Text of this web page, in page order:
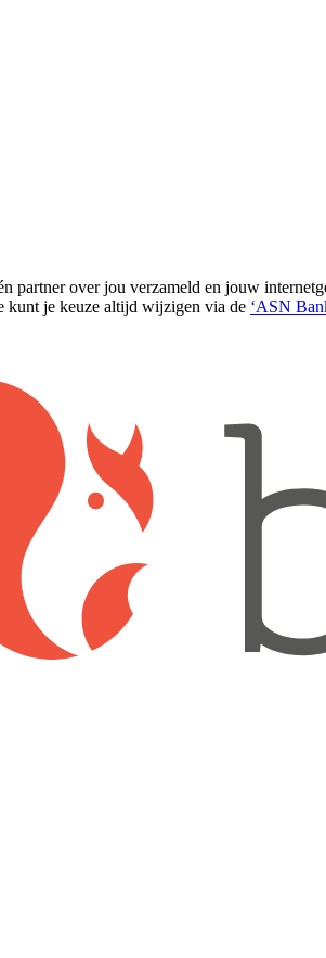
partner over jou verzameld en jouw
kunt je keuze altijd wijzigen via de ‘ASN